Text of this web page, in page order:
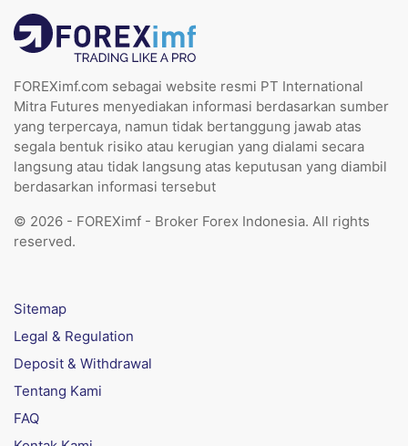
FOREXimf.com sebagai website resmi PT International
Mitra Futures menyediakan informasi berdasarkan sumber
yang terpercaya, namun tidak bertanggung jawab atas
segala bentuk risiko atau kerugian yang dialami secara
langsung atau tidak langsung atas keputusan yang diambil
berdasarkan informasi tersebut
© 2026 - FOREXimf - Broker Forex Indonesia. All rights
reserved.
Sitemap
Legal & Regulation
Deposit & Withdrawal
Tentang Kami
FAQ